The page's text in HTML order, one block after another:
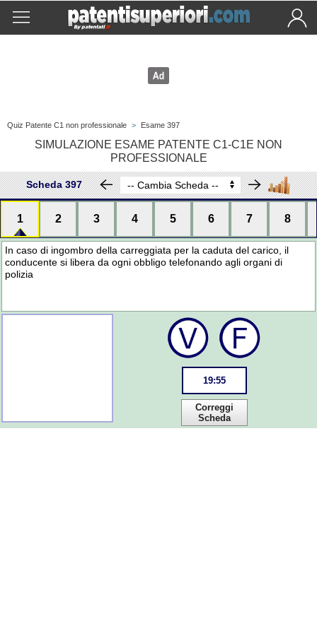
Quiz Patente C1 non professionale > Esame 397
SIMULAZIONE ESAME PATENTE C1-C1E NON
PROFESSIONALE
Scheda 397
1 2 3 4 5 6 7 8
In caso di ingombro della carreggiata per la caduta del carico, il
conducente si libera da ogni obbligo telefonando agli organi di
polizia
19:55
Correggi
Scheda